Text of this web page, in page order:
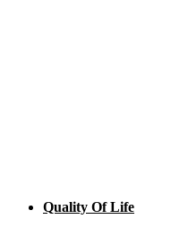
Quality Of Life